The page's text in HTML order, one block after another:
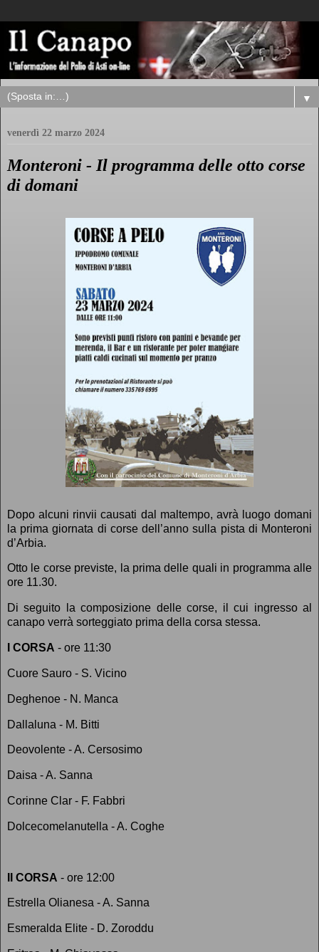
▼
venerdì 22 marzo 2024
Monteroni - Il programma delle otto corse
di domani
Dopo alcuni rinvii causati dal maltempo, avrà luogo domani
la prima giornata di corse dell’anno sulla pista di Monteroni
d’Arbia.
Otto le corse previste, la prima delle quali in programma alle
ore 11.30.
Di seguito la composizione delle corse, il cui ingresso al
canapo verrà sorteggiato prima della corsa stessa.
I CORSA - ore 11:30
Cuore Sauro - S. Vicino
Deghenoe - N. Manca
Dallaluna - M. Bitti
Deovolente - A. Cersosimo
Daisa - A. Sanna
Corinne Clar - F. Fabbri
Dolcecomelanutella - A. Coghe
II CORSA - ore 12:00
Estrella Olianesa - A. Sanna
Esmeralda Elite - D. Zoroddu